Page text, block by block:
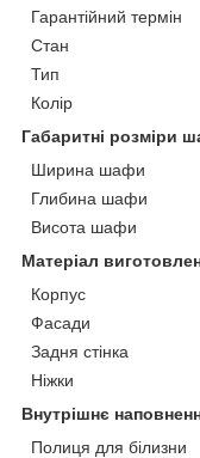
Гарантійний термін
Стан
Тип
Колір
Габаритні розміри
Ширина шафи
Глибина шафи
Висота шафи
Матеріал
Корпус
Фасади
Задня стінка
Ніжки
Внутрішнє
Полиця для білизни